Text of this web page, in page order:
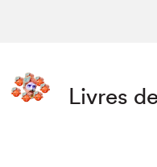
Livres